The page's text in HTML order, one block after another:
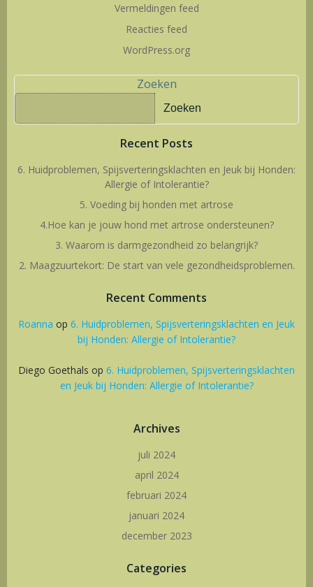
Vermeldingen feed
Reacties feed
WordPress.org
Zoeken
Zoeken
Recent Posts
6. Huidproblemen, Spijsverteringsklachten en Jeuk bij Honden:
Allergie of Intolerantie?
5. Voeding bij honden met artrose
4.Hoe kan je jouw hond met artrose ondersteunen?
3. Waarom is darmgezondheid zo belangrijk?
2. Maagzuurtekort: De start van vele gezondheidsproblemen.
Recent Comments
Roanna op 6. Huidproblemen, Spijsverteringsklachten en Jeuk
bij Honden: Allergie of Intolerantie?
Diego Goethals op 6. Huidproblemen, Spijsverteringsklachten
en Jeuk bij Honden: Allergie of Intolerantie?
Archives
juli 2024
april 2024
februari 2024
januari 2024
december 2023
Categories